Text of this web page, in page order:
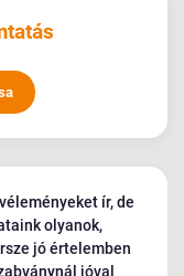
ír, de
olyanok,
jó értelemben